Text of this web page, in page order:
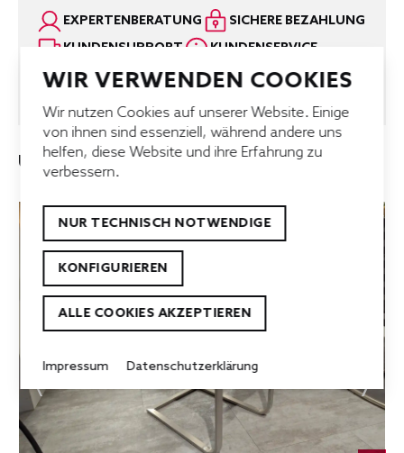
EXPERTENBERATUNG
SICHERE BEZAHLUNG
KUNDENSUPPORT
KUNDENSERVICE
SCHNELLE LIEFERUNG
BESTPREISGARANTIE
UNSERE TOP-ANGEBOTE
WIR VERWENDEN COOKIES
Wir nutzen Cookies auf unserer Website. Einige
von ihnen sind essenziell, während andere uns
helfen, diese Website und ihre Erfahrung zu
verbessern.
NUR TECHNISCH NOTWENDIGE
KONFIGURIEREN
ALLE COOKIES AKZEPTIEREN
Impressum Datenschutzerklärung